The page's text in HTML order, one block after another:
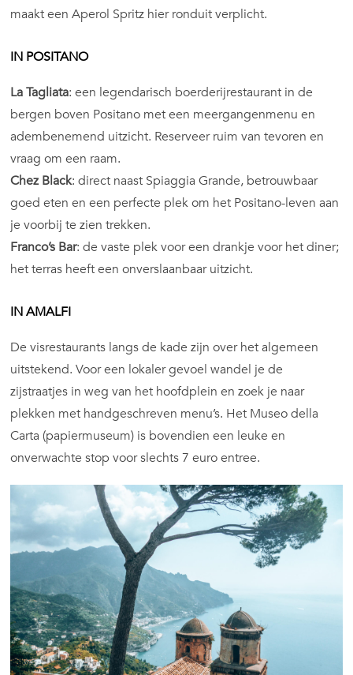
maakt een Aperol Spritz hier ronduit verplicht.
IN POSITANO
La Tagliata: een legendarisch boerderijrestaurant in de
bergen boven Positano met een meergangenmenu en
adembenemend uitzicht. Reserveer ruim van tevoren en
vraag om een raam.
Chez Black: direct naast Spiaggia Grande, betrouwbaar
goed eten en een perfecte plek om het Positano-leven aan
je voorbij te zien trekken.
Franco’s Bar: de vaste plek voor een drankje voor het diner;
het terras heeft een onverslaanbaar uitzicht.
IN AMALFI
De visrestaurants langs de kade zijn over het algemeen
uitstekend. Voor een lokaler gevoel wandel je de
zijstraatjes in weg van het hoofdplein en zoek je naar
plekken met handgeschreven menu’s. Het Museo della
Carta (papiermuseum) is bovendien een leuke en
onverwachte stop voor slechts 7 euro entree.